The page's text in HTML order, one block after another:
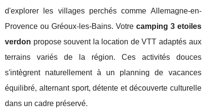
d'explorer les villages perchés comme Allemagne-en-
Provence ou Gréoux-les-Bains. Votre camping 3 etoiles
verdon propose souvent la location de VTT adaptés aux
terrains variés de la région. Ces activités douces
s'intègrent naturellement à un planning de vacances
équilibré, alternant sport, détente et découverte culturelle
dans un cadre préservé.